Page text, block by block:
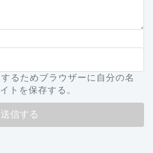
るためブラウザーに自分の名
トを保存する。